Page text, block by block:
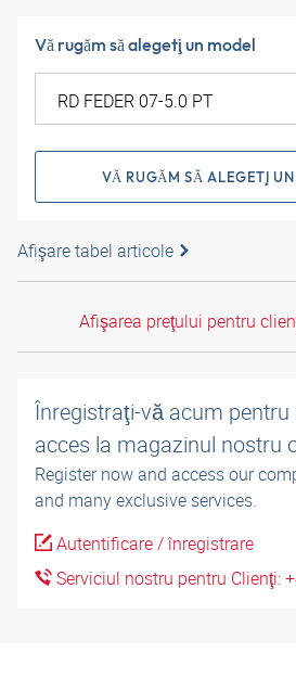
Vă rugăm să alegeţi un model
VĂ RUGĂM SĂ ALEGEŢI
Afişare tabel articole
Afişarea preţului pentru
Înregistraţi-vă acum pentru
acces la magazinul nostru
Register now and access our
and many exclusive services.
Autentificare / înregistrare
Serviciul nostru pentru Clienţi: